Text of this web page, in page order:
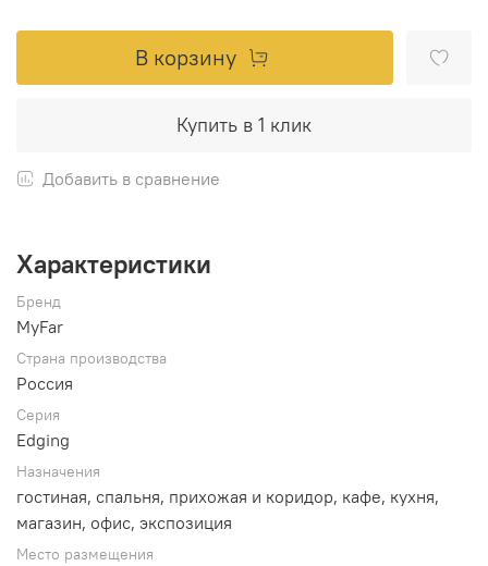
В корзину
Купить в 1 клик
Добавить в сравнение
Характеристики
Бренд
MyFar
Страна производства
Россия
Серия
Edging
Назначения
гостиная, спальня, прихожая и коридор, кафе, кухня,
магазин, офис, экспозиция
Место размещения